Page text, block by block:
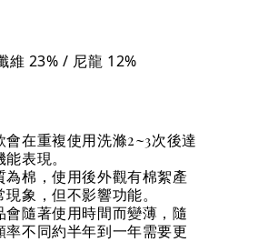
維 23% / 尼龍 12%
會在重複使用洗滌2~3次後達
表現。
為棉，使用後外觀有棉絮產
象，但不影響功能。
會隨著使用時間而變薄，隨
率不同約半年到一年需要更